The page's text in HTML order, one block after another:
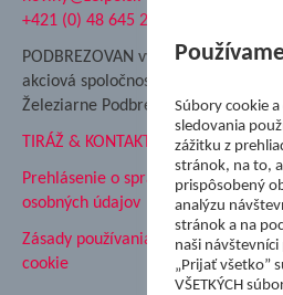
+421 (0) 48 645 2711
PODBREZOVAN vydáva
akciová spoločnosť
Železiarne Podbrezová
TIRÁŽ & KONTAKT
Prehlásenie o spracovaní
osobných údajov
Zásady používania súborov
cookie
Súbory cookie
sledovania
zážitku z
stránok, na to,
prispôsobený
analýzu
stránok a na
naši
„Prijať všetko”
VŠETKÝCH